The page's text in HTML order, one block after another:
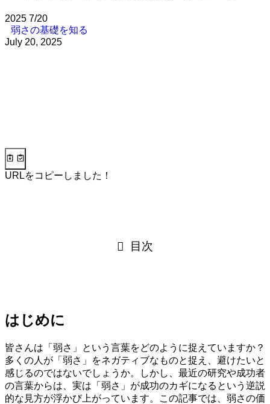
2025 7/20
弱さの基礎を知る
July 20, 2025
URLをコピーしました！
目次
はじめに
皆さんは「弱さ」という言葉をどのように捉えていますか？
多くの人が「弱さ」をネガティブなものと捉え、避けたいと
感じるのではないでしょうか。しかし、最近の研究や成功者
の言葉からは、実は「弱さ」が成功のカギになるという逆説
的な見方が浮かび上がっています。この記事では、弱さの価